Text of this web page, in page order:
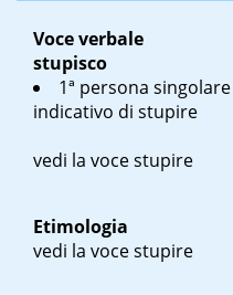
Voce verbale
stupisco
1ª persona
indicativo di stupire
vedi la voce stupire
Etimologia
vedi la voce stupire